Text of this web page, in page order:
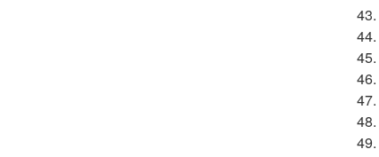
43.
44.
45.
46.
47.
48.
49.